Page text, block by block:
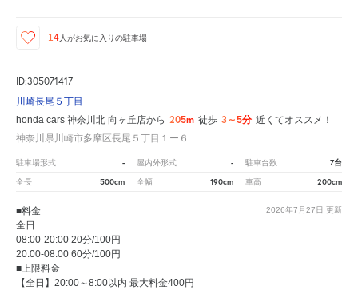
14 人がお気に入りの駐車場
ID:305071417
川崎長尾５丁目
honda cars 神奈川北 向ヶ丘店から 205m 徒歩 3～5分 近くてオススメ！
神奈川県川崎市多摩区長尾５丁目１ー６
駐車場形式 - 屋内外形式 - 駐車台数 7台
全長 500cm 全幅 190cm 車高 200cm
2026年7月27日 更新
■料金
全日
08:00-20:00 20分/100円
20:00-08:00 60分/100円
■上限料金
【全日】20:00～8:00以内 最大料金400円